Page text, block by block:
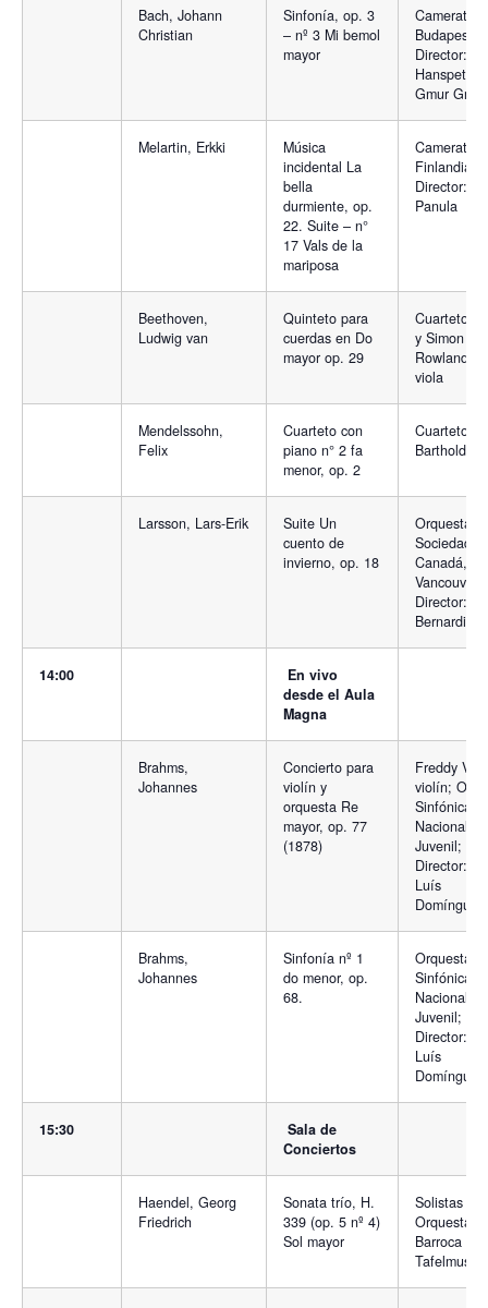
Bach, Johann
Christian
Sinfonía, op. 3
– nº 3 Mi bemol
mayor
Camerata
Budapest.
Director:
Hanspeter
Gmur Gmür
Melartin, Erkki
Música
incidental La
bella
durmiente, op.
22. Suite – n°
17 Vals de la
mariposa
Camerata
Finlandia.
Director:
Panula
Beethoven,
Ludwig van
Quinteto para
cuerdas en Do
mayor op. 29
Cuarteto
y Simon
Rowland-
viola
Mendelssohn,
Felix
Cuarteto con
piano n° 2 fa
menor, op. 2
Cuarteto
Bartholdy
Larsson, Lars-Erik
Suite Un
cuento de
invierno, op. 18
Orquesta
Sociedad
Canadá,
Vancouver.
Director:
Bernardi
14:00
En vivo
desde el Aula
Magna
Brahms,
Johannes
Concierto para
violín y
orquesta Re
mayor, op. 77
(1878)
Freddy
violín;
Sinfónica
Nacional
Juvenil;
Director:
Luís
Domínguez
Brahms,
Johannes
Sinfonía nº 1
do menor, op.
68.
Orquesta
Sinfónica
Nacional
Juvenil;
Director:
Luís
Domínguez
15:30
Sala de
Conciertos
Haendel, Georg
Friedrich
Sonata trío, H.
339 (op. 5 nº 4)
Sol mayor
Solistas de
Orquesta
Barroca
Tafelmusik